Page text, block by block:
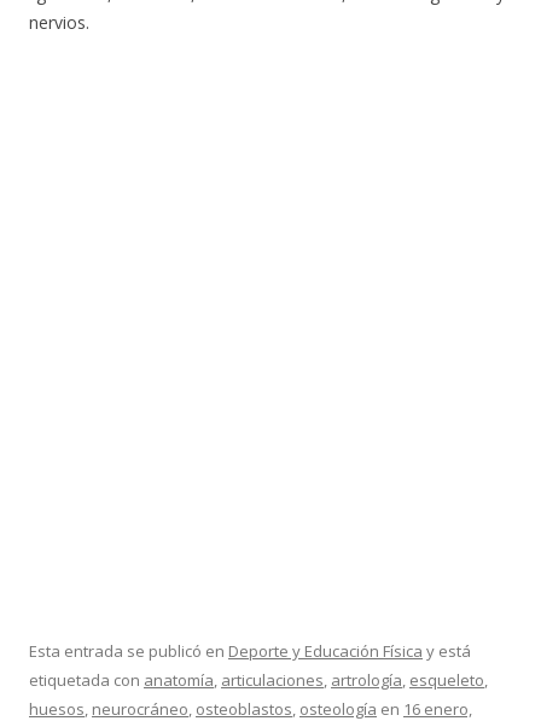
nervios.
Esta entrada se publicó en Deporte y Educación Física y está
etiquetada con anatomía, articulaciones, artrología, esqueleto,
huesos, neurocráneo, osteoblastos, osteología en 16 enero,